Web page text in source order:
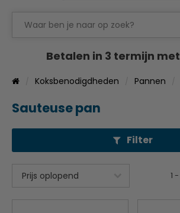
Betalen in 3 termijn met
Koksbenodigdheden Pannen
Sauteuse pan
Filter
1 -